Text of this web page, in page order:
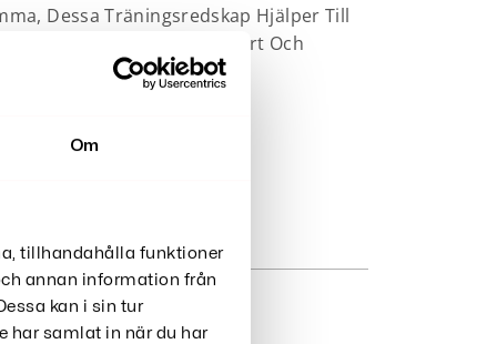
Om
tillhandahålla funktioner
annan information från
kan i sin tur
har samlat in när du har
Dessa Träningsredskap Hjälper Till
För Optimal Komfort Och
Mer Definierad Look.